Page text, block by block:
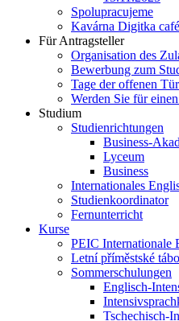
Spolupracujeme
Kavárna Digitka café
Für Antragsteller
Organisation des
Bewerbung zum
Tage der offenen Tür
Werden Sie für
Studium
Studienrichtungen
Business-
Lyceum
Business
Internationales
Studienkoordinator
Fernunterricht
Kurse
PEIC Internationale
Letní příměstské
Sommerschulungen
Englisch-
Tschechisch-